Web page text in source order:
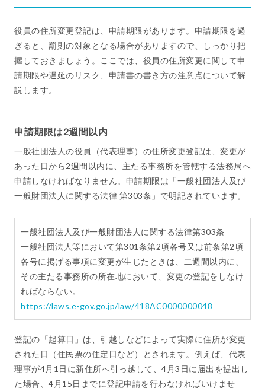
役員の住所変更登記は、申請期限があります。申請期限を過
ぎると、罰則の対象となる場合がありますので、しっかり把
握しておきましょう。ここでは、役員の住所変更に関して申
請期限や遅延のリスク、申請書の書き方の注意点について解
説します。
申請期限は2週間以内
一般社団法人の役員（代表理事）の住所変更登記は、変更が
あった日から2週間以内に、主たる事務所を管轄する法務局へ
申請しなければなりません。申請期限は「一般社団法人及び
一般財団法人に関する法律 第303条」で明記されています。
一般社団法人及び一般財団法人に関する法律第303条
一般社団法人等において第301条第2項各号又は前条第2項
各号に掲げる事項に変更が生じたときは、二週間以内に、
その主たる事務所の所在地において、変更の登記をしなけ
ればならない。
https://laws.e-gov.go.jp/law/418AC0000000048
登記の「起算日」は、引越しなどによって実際に住所が変更
された日（住民票の住定日など）とされます。例えば、代表
理事が4月1日に新住所へ引っ越して、4月3日に届出を提出し
た場合、4月15日までに登記申請を行わなければいけませ